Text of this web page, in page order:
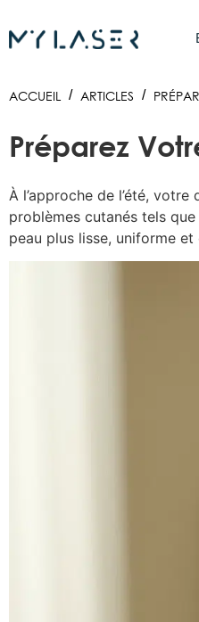
ACCUEIL / ARTICLES /
Préparez
À l’approche de l’été,
problèmes cutanés tels
peau plus lisse, uniforme